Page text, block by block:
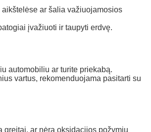
ar šalia važiuojamosios
įvažiuoti ir taupyti erdvę.
automobiliu ar turite priekabą.
vartus, rekomenduojama pasitarti su
greitai, ar nėra oksidacijos požymių